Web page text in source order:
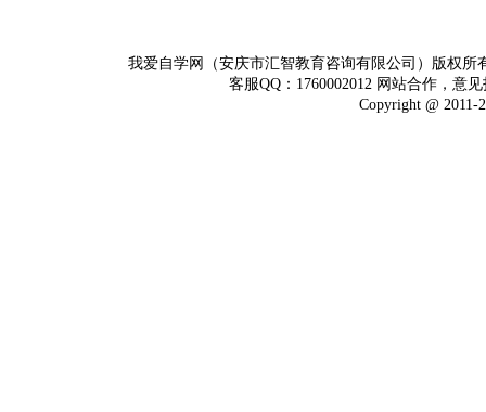
我爱自学网（安庆市汇智教育咨询有限公司）版权
客服QQ：1760002012 网站合作，意
Copyright @